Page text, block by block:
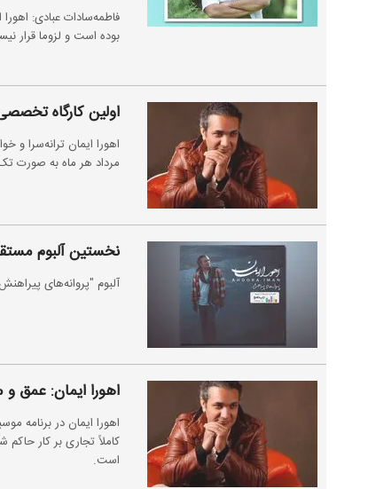
فاطمه‌سادات عبادی:
بوده است و لزوما قرار
اولین کارگاه
اهورا ایمان ترانه‌سرا و
مرداد هر ماه به صورت
نخستین آلبوم
آلبوم "پروانه‌های
اهورا ایمان: عمق
کاملاً تجاری بر کار حاکم
است.